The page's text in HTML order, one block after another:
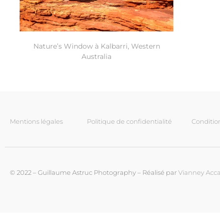
Nature’s Window à Kalbarri, Western
Australia
Mentions légales Politique de confidentialité
© 2022 – Guillaume Astruc Photography – Réalisé parVianney